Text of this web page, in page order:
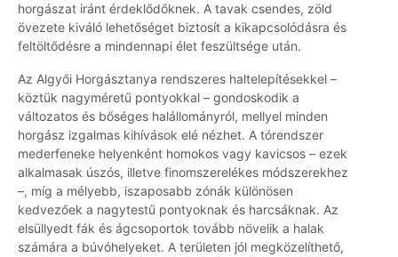
horgászat iránt érdeklődőknek. A tavak csendes, zöld
övezete kiváló lehetőséget biztosít a kikapcsolódásra és
feltöltődésre a mindennapi élet feszültsége után.
Az Algyői Horgásztanya rendszeres haltelepítésekkel –
köztük nagyméretű pontyokkal – gondoskodik a
változatos és bőséges halállományról, mellyel minden
horgász izgalmas kihívások elé nézhet. A tórendszer
mederfeneke helyenként homokos vagy kavicsos – ezek
alkalmasak úszós, illetve finomszerelékes módszerekhez
–, míg a mélyebb, iszaposabb zónák különösen
kedvezőek a nagytestű pontyoknak és harcsáknak. Az
elsüllyedt fák és ágcsoportok tovább növelik a halak
számára a búvóhelyeket. A területen jól megközelíthető,